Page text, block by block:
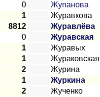
0 Жупанова
1 Журавкова
8812 Журавлёва
0 Журавская
1 Журавых
1 Жураковская
2 Журина
1 Журкина
2 Жученко